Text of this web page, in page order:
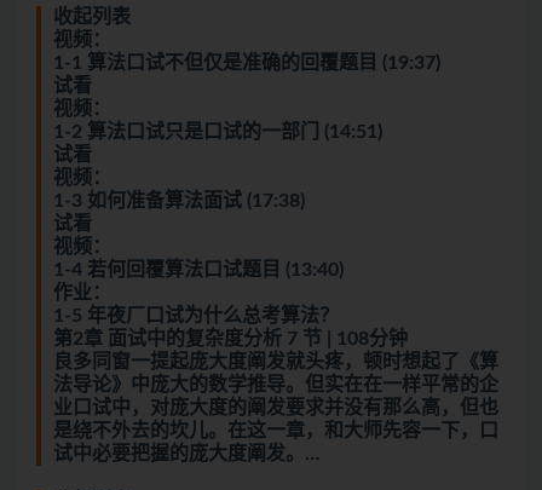
收起列表
视频：
1-1 算法口试不但仅是准确的回覆题目 (19:37)
试看
视频：
1-2 算法口试只是口试的一部门 (14:51)
试看
视频：
1-3 如何准备算法面试 (17:38)
试看
视频：
1-4 若何回覆算法口试题目 (13:40)
作业：
1-5 年夜厂口试为什么总考算法？
第2章 面试中的复杂度分析 7 节 | 108分钟
良多同窗一提起庞大度阐发就头疼，顿时想起了《算
法导论》中庞大的数学推导。但实在在一样平常的企
业口试中，对庞大度的阐发要求并没有那么高，但也
是绕不外去的坎儿。在这一章，和大师先容一下，口
试中必要把握的庞大度阐发。…